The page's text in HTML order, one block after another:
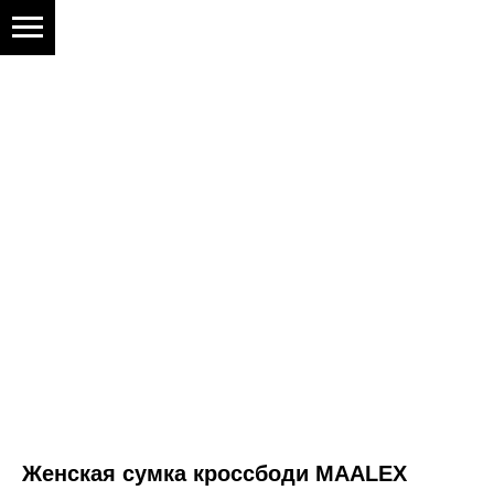
Женская сумка кроссбоди MAALEX